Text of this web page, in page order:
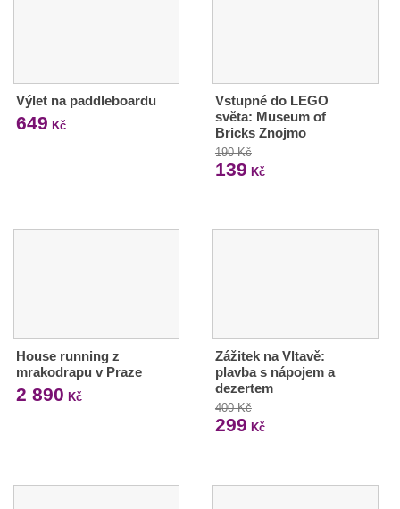
Výlet na paddleboardu
649 Kč
Vstupné do LEGO
světa: Museum of
Bricks Znojmo
190 Kč
139 Kč
House running z
mrakodrapu v Praze
2 890 Kč
Zážitek na Vltavě:
plavba s nápojem a
dezertem
400 Kč
299 Kč